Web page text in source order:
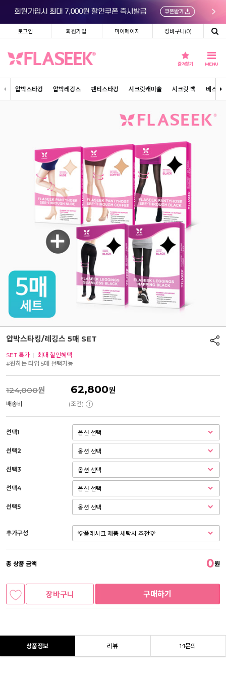
로그인 회원가입 마이페이지 장바구니(0)
즐겨찾기 MENU
압박스타킹 압박레깅스 팬티스타킹 시크릿캐미솔 시크릿 백 베스트
압박스타킹/레깅스 5매 SET
SET 특가 | 최대 할인혜택
#원하는 타입 5매 선택가능
124,000원 62,800원
배송비 (조건)
선택1
선택2
선택3
선택4
선택5
추가구성
총 상품 금액 0원
장바구니 구매하기
상품정보 리뷰 1:1문의